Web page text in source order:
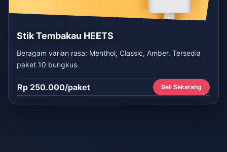
Stik Tembakau HEETS
Beragam varian rasa: Menthol, Classic, Amber. Tersedia
paket 10 bungkus.
Rp 250.000/paket Beli Sekarang